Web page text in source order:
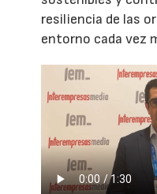
resiliencia de las
entorno cada vez